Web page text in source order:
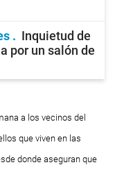
Inquietud de
por un salón de
a los vecinos del
que viven en las
donde aseguran que